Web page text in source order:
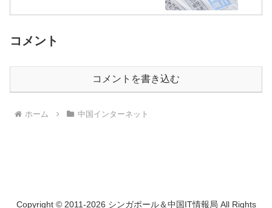
コメント
コメントを書き込む
ホーム 中国インターネット
Copyright © 2011-2026 シンガポール＆中国IT情報局 All Rights